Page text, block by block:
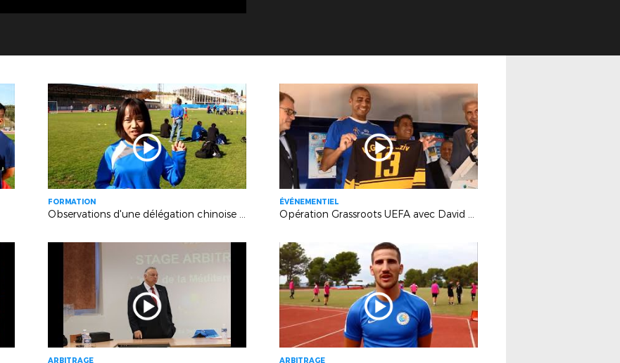
FORMATION
Observations d'une délégation chinoise en Provence
ÉVÉNEMENTIEL
Opération Grassroots UEFA avec David Trezeguet (Stade Sevan-Marseille)
ARBITRAGE ARBITRAGE